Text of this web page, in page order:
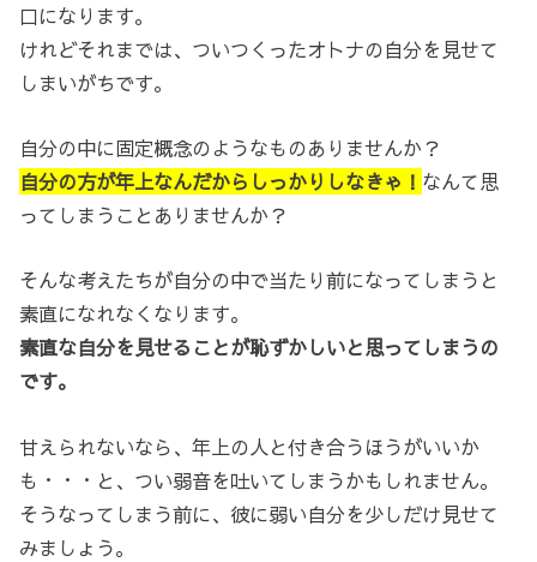
口になります。
けれどそれまでは、ついつくったオトナの自分を見せて
しまいがちです。
自分の中に固定概念のようなものありませんか？
自分の方が年上なんだからしっかりしなきゃ！ なんて思
ってしまうことありませんか？
そんな考えたちが自分の中で当たり前になってしまうと
素直になれなくなります。
素直な自分を見せることが恥ずかしいと思ってしまうの
です。
甘えられないなら、年上の人と付き合うほうがいいか
も・・・と、つい弱音を吐いてしまうかもしれません。
そうなってしまう前に、彼に弱い自分を少しだけ見せて
みましょう。